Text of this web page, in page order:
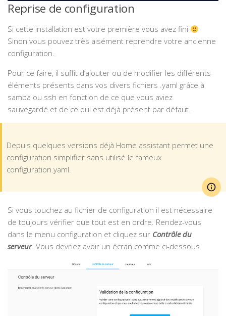
Reprise de configuration
Si cette installation est votre première vous avez fini
Sinon vous pouvez très aisément reprendre votre ancienne
configuration.
Pour ce faire, il suffit d’ajouter ou de modifier les différents
éléments présents dans vos divers fichiers .yaml grâce à
samba ou ssh en fonction de ce que vous aviez
sauvegardé et de ce qui est déjà présent par défaut.
Depuis quelques versions déjà Home assistant permet une
configuration simplifier sans utilisé le fameux
configuration.yaml.
Si vous touchez au fichier de configuration il est nécessaire
de toujours vérifier que tout est en ordre. Rendez-vous
dans le menu configuration et cliquez sur Contrôle du
serveur. Vous devriez avoir un écran comme ci-dessous.